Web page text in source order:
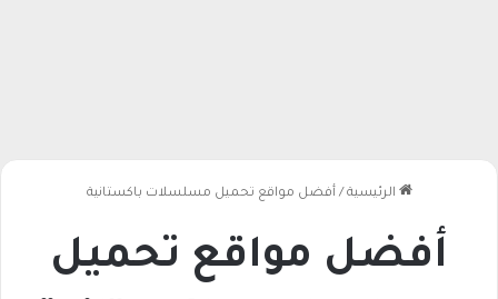
الرئيسية / أفضل مواقع تحميل مسلسلات باكستانية
أفضل مواقع تحميل